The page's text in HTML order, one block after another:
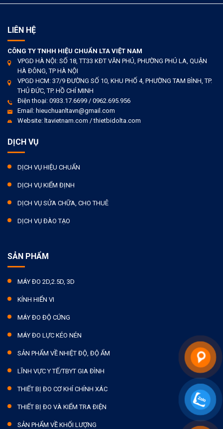
LIÊN HỆ
CÔNG TY TNHH HIỆU CHUẨN LTA VIỆT NAM
VPGD HÀ NỘI: SỐ 18, TT33 KĐT VĂN PHÚ, PHƯỜNG PHÚ LA, QUẬN
HÀ ĐÔNG, TP HÀ NỘI
VPGD HCM: 37/9 ĐƯỜNG SỐ 10, KHU PHỐ 4, PHƯỜNG TAM BÌNH, TP.
THỦ ĐỨC, TP. HỒ CHÍ MINH
Điện thoại: 0933.17.6699 / 0962.695.956
Email: hieuchuanltavn@gmail.com
Website: ltavietnam.com / thietbidolta.com
DỊCH VỤ
DỊCH VỤ HIỆU CHUẨN
DỊCH VỤ KIỂM ĐỊNH
DỊCH VỤ SỬA CHỮA, CHO THUÊ
DỊCH VỤ ĐÀO TẠO
SẢN PHẨM
MÁY ĐO 2D,2.5D, 3D
KÍNH HIỂN VI
MÁY ĐO ĐỘ CỨNG
MÁY ĐO LỰC KÉO NÉN
SẢN PHẨM VỀ NHIỆT ĐỘ, ĐỘ ẨM
LĨNH VỰC Y TẾ/TBYT GIA ĐÌNH
THIẾT BỊ ĐO CƠ KHÍ CHÍNH XÁC
THIẾT BỊ ĐO VÀ KIỂM TRA ĐIỆN
SẢN PHẨM VỀ KHỐI LƯỢNG